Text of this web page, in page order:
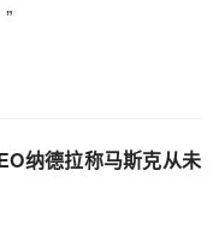
纳德拉称马斯克从未